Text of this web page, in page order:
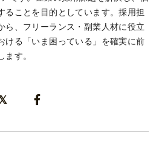
ることを目的としています。採用担
ら、フリーランス・副業人材に役立
ける「いま困っている」を確実に前
す。